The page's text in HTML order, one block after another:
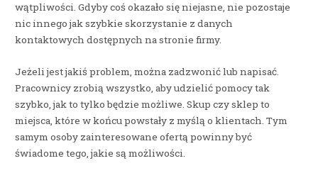
wątpliwości. Gdyby coś okazało się niejasne, nie pozostaje
nic innego jak szybkie skorzystanie z danych
kontaktowych dostępnych na stronie firmy.
Jeżeli jest jakiś problem, można zadzwonić lub napisać.
Pracownicy zrobią wszystko, aby udzielić pomocy tak
szybko, jak to tylko będzie możliwe. Skup czy sklep to
miejsca, które w końcu powstały z myślą o klientach. Tym
samym osoby zainteresowane ofertą powinny być
świadome tego, jakie są możliwości.